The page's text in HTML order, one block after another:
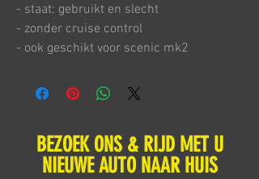
- staat: gebruikt en slecht
- zonder cruise control
- ook geschikt voor scenic mk2
BEZOEK ONS & RIJD MET U
NIEUWE AUTO NAAR HUIS